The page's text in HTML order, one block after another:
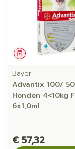
Geneesmiddel
Bayer
Advantix 100/
Honden 4<10kg
6x1,0ml
€ 57,32